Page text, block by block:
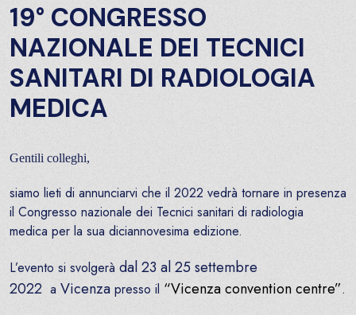
19° CONGRESSO
NAZIONALE DEI TECNICI
SANITARI DI RADIOLOGIA
MEDICA
Gentili colleghi,
siamo lieti di annunciarvi che il 2022 vedrà tornare in presenza
il Congresso nazionale dei Tecnici sanitari di radiologia
medica per la sua diciannovesima edizione.
L’evento si svolgerà dal 23 al 25 settembre
2022 a Vicenza presso il “Vicenza convention centre”.